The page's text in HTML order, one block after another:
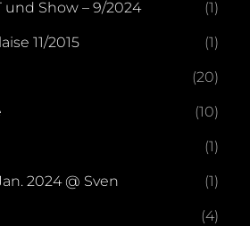
und Show – 9/2024 (1)
11/2015 (1)
(20)
(10)
(1)
2024 @ Sven (1)
(4)